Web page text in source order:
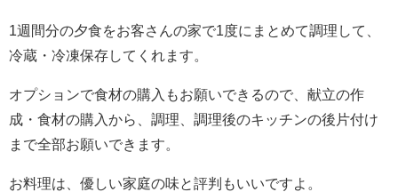
1週間分の夕食をお客さんの家で1度にまとめて調理して、
冷蔵・冷凍保存してくれます。
オプションで食材の購入もお願いできるので、献立の作
成・食材の購入から、調理、調理後のキッチンの後片付け
まで全部お願いできます。
お料理は、優しい家庭の味と評判もいいですよ。